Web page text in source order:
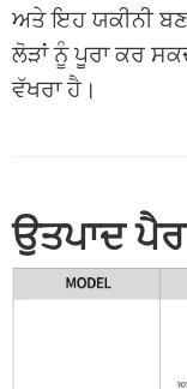
ਅਤੇ ਇਹ ਯਕੀਨੀ
ਲੋੜਾਂ ਨੂੰ ਪੂਰਾ ਕਰ
ਵੱਖਰਾ ਹੈ।
ਉਤਪਾਦ